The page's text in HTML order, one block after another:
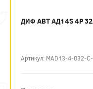
ДИФ АВТ АД14S 4P
Артикул: MAD13-4-032-